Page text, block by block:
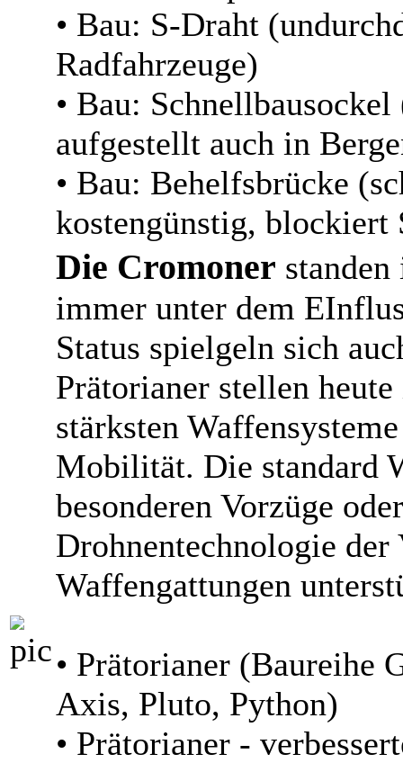
• Bau: S-Draht
Radfahrzeuge)
• Bau:
aufgestellt auch in
• Bau: Behelfsbrücke
kostengünstig, blockiert
Die Cromoner
immer unter dem
Status spielgeln sich
Prätorianer stellen
stärksten
Mobilität. Die standard
besonderen Vorzüge
Drohnentechnologie
Waffengattungen
• Prätorianer (Baureihe
Axis, Pluto, Python)
• Prätorianer -